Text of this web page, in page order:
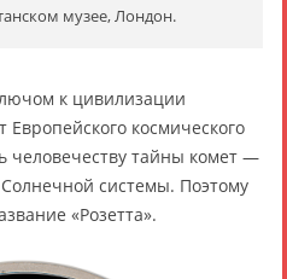
музее, Лондон.
к цивилизации
Европейского космического
человечеству тайны комет —
системы. Поэтому
«Розетта».